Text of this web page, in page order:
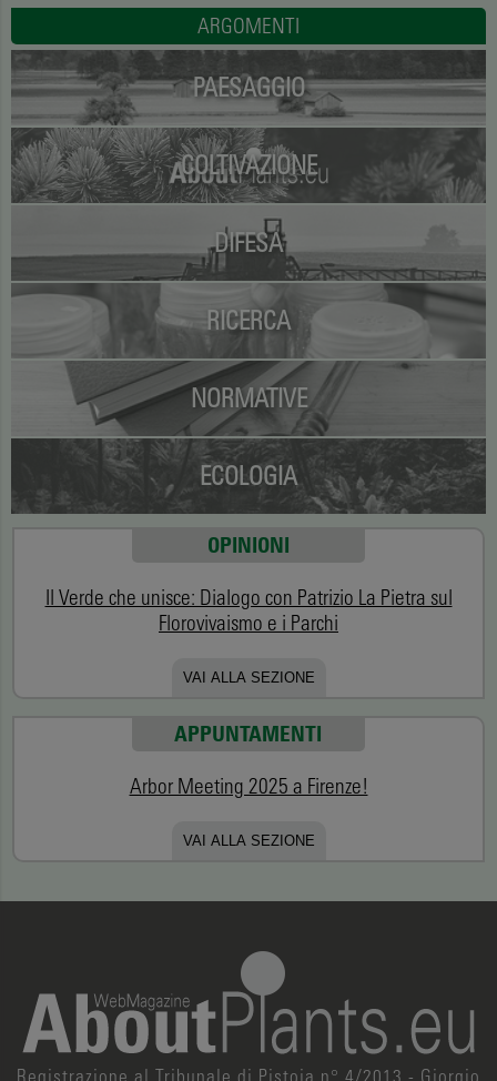
ARGOMENTI
PAESAGGIO
COLTIVAZIONE
DIFESA
RICERCA
NORMATIVE
ECOLOGIA
OPINIONI
Il Verde che unisce: Dialogo con Patrizio La Pietra sul
Florovivaismo e i Parchi
VAI ALLA SEZIONE
APPUNTAMENTI
Arbor Meeting 2025 a Firenze!
VAI ALLA SEZIONE